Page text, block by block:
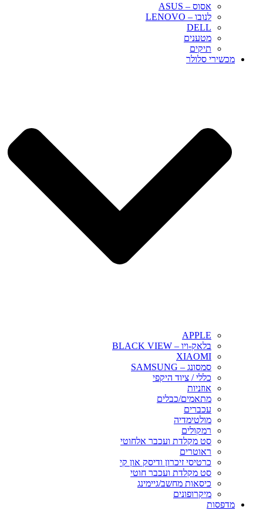
אסוס – ASUS
לנובו – LENOVO
DELL
מטענים
תיקים
מכשירי סלולר
APPLE
בלאק-ויו – BLACK VIEW
XIAOMI
סמסונג – SAMSUNG
כללי / ציוד היקפי
אוזניות
מתאמים/כבלים
עכברים
מולטימדיה
רמקולים
סט מקלדת ועכבר אלחוטי
ראוטרים
כרטיסי זיכרון ודיסק און קי
סט מקלדת ועכבר חוטי
כיסאות מחשב/גיימינג
מיקרופונים
מדפסות